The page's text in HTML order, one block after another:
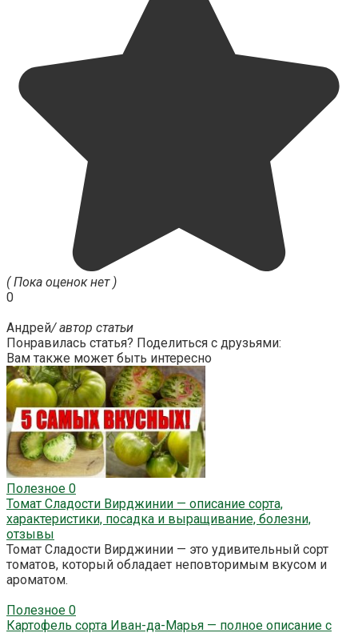
( Пока оценок нет )
0
Андрей/ автор статьи
Понравилась статья? Поделиться с друзьями:
Вам также может быть интересно
Полезное 0
Томат Сладости Вирджинии — описание сорта,
характеристики, посадка и выращивание, болезни,
отзывы
Томат Сладости Вирджинии — это удивительный сорт
томатов, который обладает неповторимым вкусом и
ароматом.
Полезное 0
Картофель сорта Иван-да-Марья — полное описание с